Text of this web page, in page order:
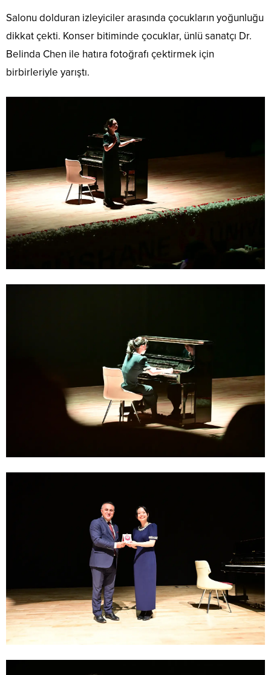
Salonu dolduran izleyiciler arasında çocukların yoğunluğu
dikkat çekti. Konser bitiminde çocuklar, ünlü sanatçı Dr.
Belinda Chen ile hatıra fotoğrafı çektirmek için
birbirleriyle yarıştı.